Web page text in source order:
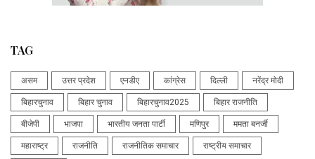
TAG
असम उत्तर प्रदेश एनडीए कांग्रेस दिल्ली नरेंद्र मोदी
बिहारचुनाव बिहार चुनाव बिहारचुनाव2025 बिहार राजनीति
बीजेपी भाजपा भारतीय जनता पार्टी मणिपुर ममता बनर्जी
महाराष्ट्र राजनीति राजनीतिक समाचार राष्ट्रीय समाचार